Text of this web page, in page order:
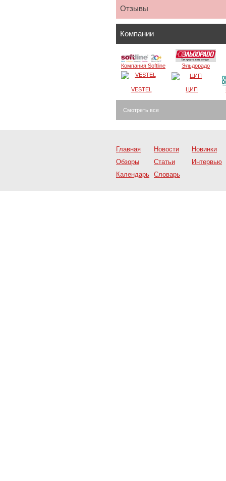
Отзывы
Компании
Компания Softline Эльдорадо
VESTEL ЦИП
Смотреть все
Главная Новости
Новинки
Обзоры
Статьи
Интервью
Календарь Словарь